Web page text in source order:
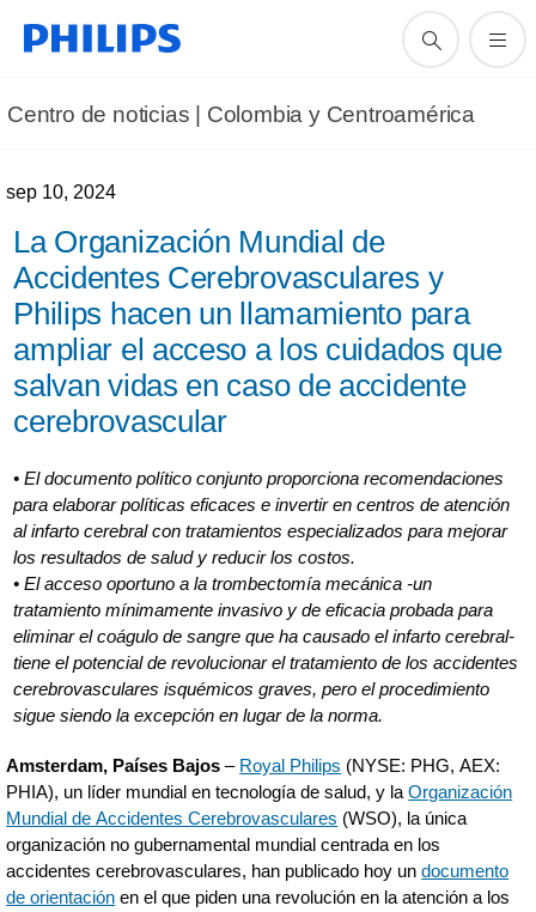
Centro de noticias | Colombia y Centroamérica
sep 10, 2024
La Organización Mundial de
Accidentes Cerebrovasculares y
Philips hacen un llamamiento para
ampliar el acceso a los cuidados que
salvan vidas en caso de accidente
cerebrovascular
• El documento político conjunto proporciona recomendaciones
para elaborar políticas eficaces e invertir en centros de atención
al infarto cerebral con tratamientos especializados para mejorar
los resultados de salud y reducir los costos.
• El acceso oportuno a la trombectomía mecánica -un
tratamiento mínimamente invasivo y de eficacia probada para
eliminar el coágulo de sangre que ha causado el infarto cerebral-
tiene el potencial de revolucionar el tratamiento de los accidentes
cerebrovasculares isquémicos graves, pero el procedimiento
sigue siendo la excepción en lugar de la norma.
Amsterdam, Países Bajos – Royal Philips (NYSE: PHG, AEX:
PHIA), un líder mundial en tecnología de salud, y laOrganización
Mundial de Accidentes Cerebrovasculares (WSO), la única
organización no gubernamental mundial centrada en los
accidentes cerebrovasculares, han publicado hoy undocumento
de orientación en el que piden una revolución en la atención a los